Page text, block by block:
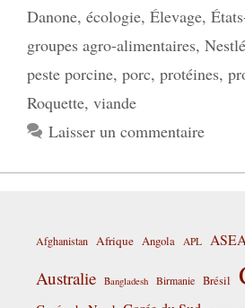
Danone, écologie, Élevage,
groupes agro-alimentaires, Nestlé
peste porcine, porc, protéines,
Roquette, viande
Laisser un commentaire
Afghanistan Afrique Angola APL
Australie Bangladesh Birmanie Brésil